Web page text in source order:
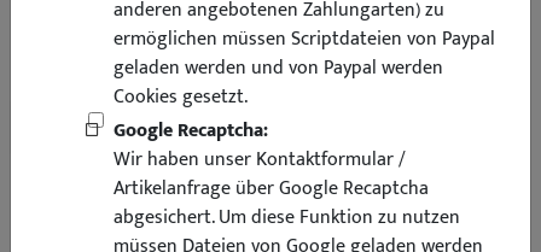
Versandkostenfrei
anderen angebotenen Zahlungarten) zu
ermöglichen müssen Scriptdateien von Paypal
geladen werden und von Paypal werden
Cookies gesetzt.
Google Recaptcha:
Wir haben unser Kontaktformular /
Artikelanfrage über Google Recaptcha
abgesichert. Um diese Funktion zu nutzen